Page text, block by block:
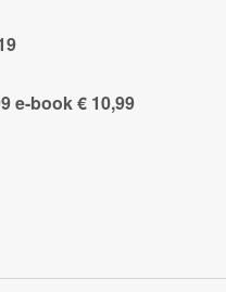
e-book € 10,99